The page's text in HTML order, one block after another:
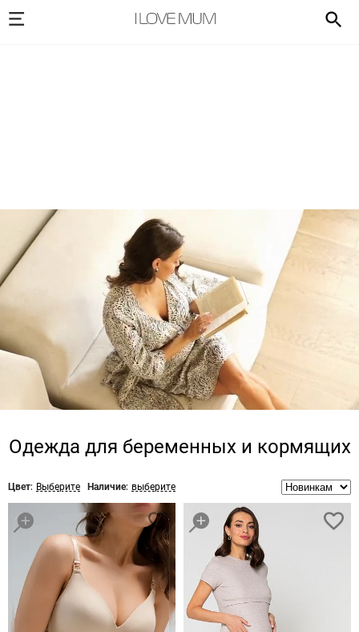
Одежда для беременных и кормящих
Цвет: Выберите Наличие: выберите